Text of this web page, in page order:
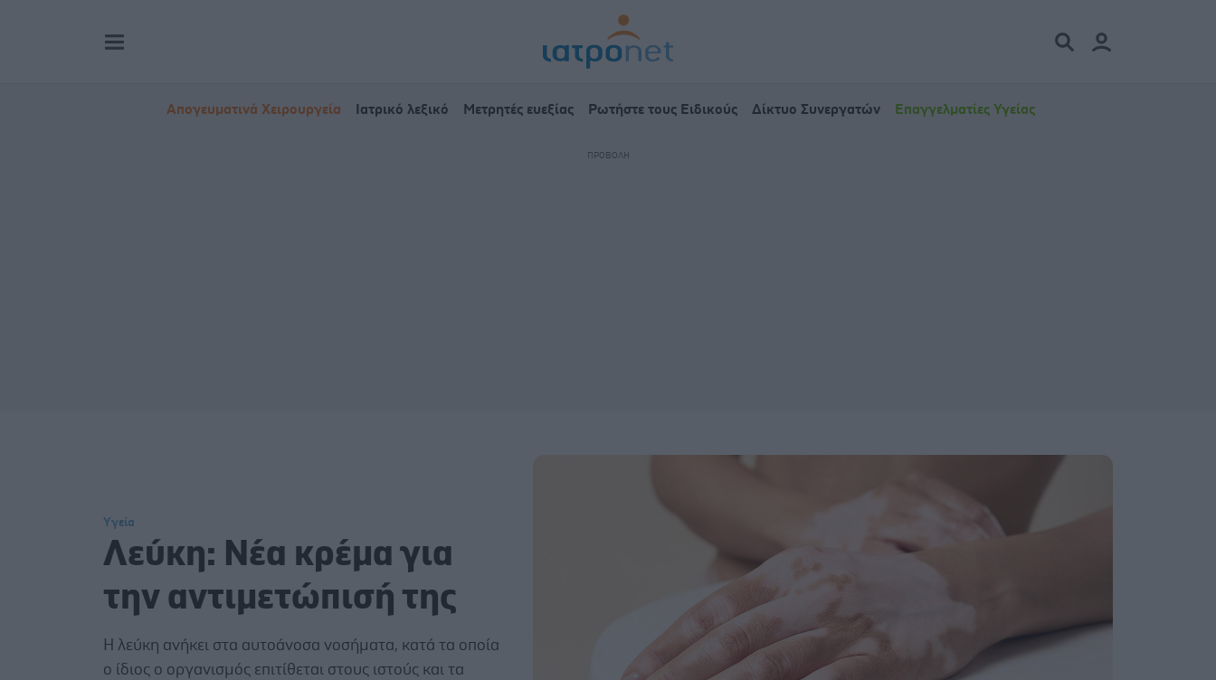
Απογευματινά Χειρουργεία Ιατρικό λεξικό Μετρητές ευεξίας Ρωτήστε τους Ειδικούς Δίκτυο Συνεργατών Επαγγελματίες Υγείας
Υγεία
Λεύκη: Νέα κρέμα για
την αντιμετώπισή της
Η λεύκη ανήκει στα αυτοάνοσα νοσήματα, κατά τα οποία
ο ίδιος ο οργανισμός επιτίθεται στους ιστούς και τα